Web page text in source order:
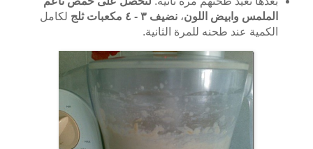
الملمس وابيض اللون، نضيف ٣ - ٤ مكعبات ثلج
لكامل
الكمية عند طحنه للمرة الثانية.